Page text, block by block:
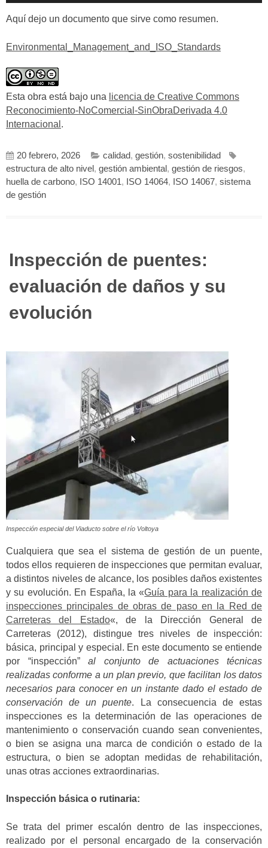
Aquí dejo un documento que sirve como resumen.
Environmental_Management_and_ISO_Standards
Esta obra está bajo una licencia de Creative Commons
Reconocimiento-NoComercial-SinObraDerivada 4.0
Internacional .
20 febrero, 2026 calidad, gestión, sostenibilidad
estructura de alto nivel , gestión ambiental, gestión de riesgos,
huella de carbono, ISO 14001, ISO 14064, ISO 14067, sistema
de gestión
Inspección de puentes:
evaluación de daños y su
evolución
Inspección especial del Viaducto sobre el río Voltoya
Cualquiera que sea el sistema de gestión de un puente,
todos ellos requieren de inspecciones que permitan evaluar,
a distintos niveles de alcance, los posibles daños existentes
y su evolución. En España, la «Guía para la realización de
inspecciones principales de obras de paso en la Red de
Carreteras del Estado«, de la Dirección General de
Carreteras (2012), distingue tres niveles de inspección:
básica, principal y especial. En este documento se entiende
por “inspección” al conjunto de actuaciones técnicas
realizadas conforme a un plan previo, que facilitan los datos
necesarios para conocer en un instante dado el estado de
conservación de un puente. La consecuencia de estas
inspecciones es la determinación de las operaciones de
mantenimiento o conservación cuando sean convenientes,
o bien se asigna una marca de condición o estado de la
estructura, o bien se adoptan medidas de rehabilitación,
unas otras acciones extraordinarias.
Inspección básica o rutinaria:
Se trata del primer escalón dentro de las inspecciones,
realizado por el personal encargado de la conservación